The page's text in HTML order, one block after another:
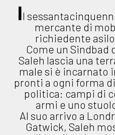
Il
mercante di
richiedente
Come un Sindbad
Saleh lascia una
male si è incarnato
pronti a ogni forma
politica: campi di
armi e uno
Al suo arrivo a
Gatwick, Saleh